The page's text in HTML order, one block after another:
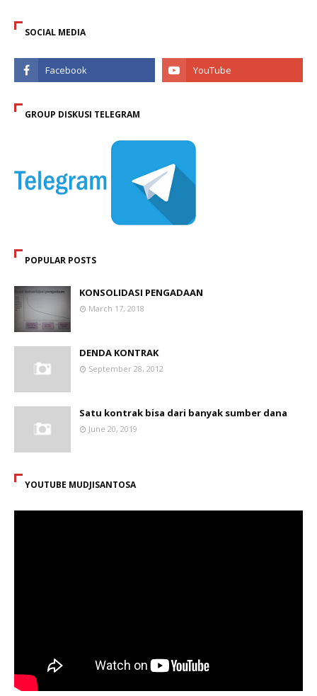
SOCIAL MEDIA
GROUP DISKUSI TELEGRAM
POPULAR POSTS
KONSOLIDASI PENGADAAN
March 17, 2018
DENDA KONTRAK
September 28, 2012
Satu kontrak bisa dari banyak sumber dana
June 20, 2019
YOUTUBE MUDJISANTOSA